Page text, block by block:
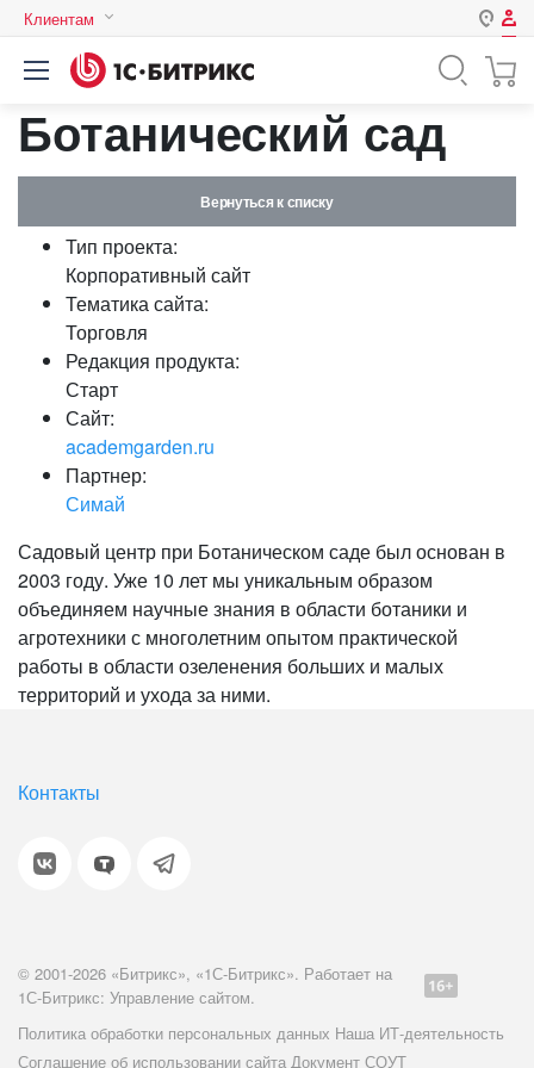
Клиентам
Казахстан
Беларусь
Авторизация
Зарегистрироваться
Логин
Пароль
Ботанический сад
Вернуться к списку
Тип проекта:
Корпоративный сайт
Тематика сайта:
Торговля
Редакция продукта:
Старт
Сайт:
academgarden.ru
Партнер:
Симай
Садовый центр при Ботаническом саде был основан в
2003 году. Уже 10 лет мы уникальным образом
объединяем научные знания в области ботаники и
агротехники с многолетним опытом практической
работы в области озеленения больших и малых
территорий и ухода за ними.
Контакты
© 2001-2026 «Битрикс», «1С-Битрикс». Работает на
1С-Битрикс: Управление сайтом.
Политика обработки персональных данных Наша ИТ-деятельность
Соглашение об использовании сайта Документ СОУТ